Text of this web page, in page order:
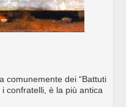
comunemente dei “Battuti
i confratelli, è la più antica